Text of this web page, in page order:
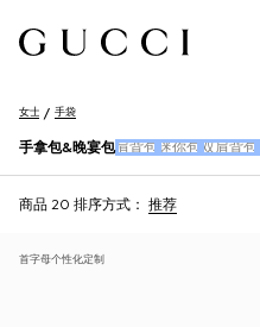
女士 手袋
手拿包&晚宴包肩背包 迷你包 双肩背包
商品 20 排序方式： 推荐
首字母个性化定制